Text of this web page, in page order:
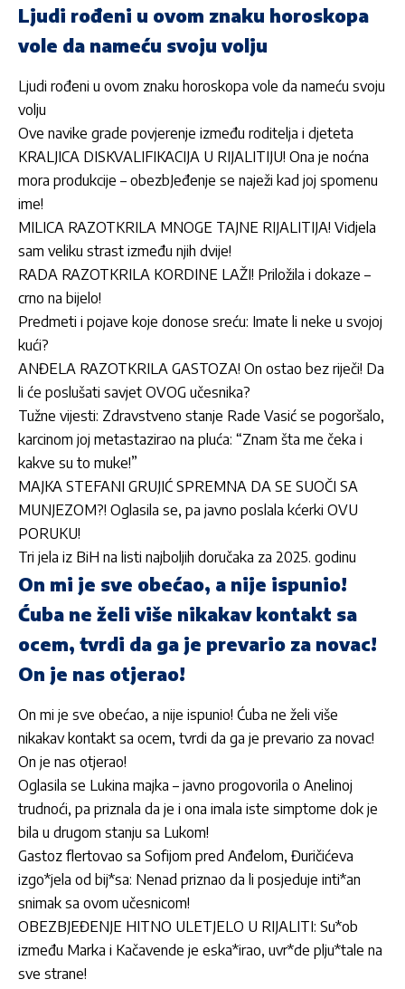
Ljudi rođeni u ovom znaku horoskopa
vole da nameću svoju volju
Ljudi rođeni u ovom znaku horoskopa vole da nameću svoju
volju
Ove navike grade povjerenje između roditelja i djeteta
KRALJICA DISKVALIFIKACIJA U RIJALITIJU! Ona je noćna
mora produkcije – obezbJeđenje se naježi kad joj spomenu
ime!
MILICA RAZOTKRILA MNOGE TAJNE RIJALITIJA! Vidjela
sam veliku strast između njih dvije!
RADA RAZOTKRILA KORDINE LAŽI! Priložila i dokaze –
crno na bijelo!
Predmeti i pojave koje donose sreću: Imate li neke u svojoj
kući?
ANĐELA RAZOTKRILA GASTOZA! On ostao bez riječi! Da
li će poslušati savjet OVOG učesnika?
Tužne vijesti: Zdravstveno stanje Rade Vasić se pogoršalo,
karcinom joj metastazirao na pluća: “Znam šta me čeka i
kakve su to muke!”
MAJKA STEFANI GRUJIĆ SPREMNA DA SE SUOČI SA
MUNJEZOM?! Oglasila se, pa javno poslala kćerki OVU
PORUKU!
Tri jela iz BiH na listi najboljih doručaka za 2025. godinu
On mi je sve obećao, a nije ispunio!
Ćuba ne želi više nikakav kontakt sa
ocem, tvrdi da ga je prevario za novac!
On je nas otjerao!
On mi je sve obećao, a nije ispunio! Ćuba ne želi više
nikakav kontakt sa ocem, tvrdi da ga je prevario za novac!
On je nas otjerao!
Oglasila se Lukina majka – javno progovorila o Anelinoj
trudnoći, pa priznala da je i ona imala iste simptome dok je
bila u drugom stanju sa Lukom!
Gastoz flertovao sa Sofijom pred Anđelom, Đuričićeva
izgo*jela od bij*sa: Nenad priznao da li posjeduje inti*an
snimak sa ovom učesnicom!
OBEZBJEĐENJE HITNO ULETJELO U RIJALITI: Su*ob
između Marka i Kačavende je eska*irao, uvr*de plju*tale na
sve strane!